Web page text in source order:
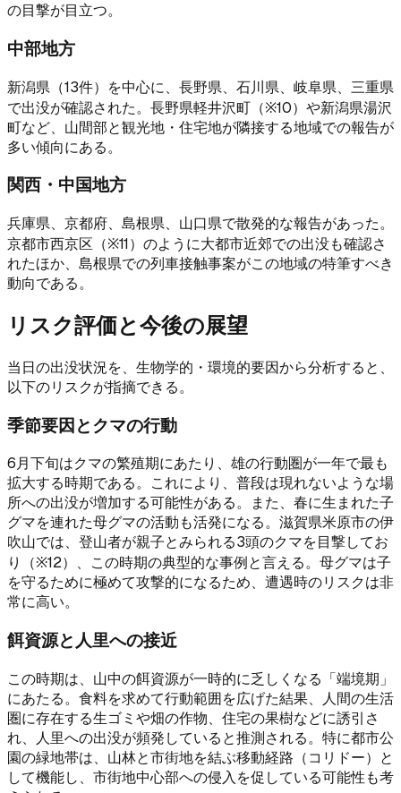
の目撃が目立つ。
中部地方
新潟県（13件）を中心に、長野県、石川県、岐阜県、三重県
で出没が確認された。長野県軽井沢町（※10）や新潟県湯沢
町など、山間部と観光地・住宅地が隣接する地域での報告が
多い傾向にある。
関西・中国地方
兵庫県、京都府、島根県、山口県で散発的な報告があった。
京都市西京区（※11）のように大都市近郊での出没も確認さ
れたほか、島根県での列車接触事案がこの地域の特筆すべき
動向である。
リスク評価と今後の展望
当日の出没状況を、生物学的・環境的要因から分析すると、
以下のリスクが指摘できる。
季節要因とクマの行動
6月下旬はクマの繁殖期にあたり、雄の行動圏が一年で最も
拡大する時期である。これにより、普段は現れないような場
所への出没が増加する可能性がある。また、春に生まれた子
グマを連れた母グマの活動も活発になる。滋賀県米原市の伊
吹山では、登山者が親子とみられる3頭のクマを目撃してお
り（※12）、この時期の典型的な事例と言える。母グマは子
を守るために極めて攻撃的になるため、遭遇時のリスクは非
常に高い。
餌資源と人里への接近
この時期は、山中の餌資源が一時的に乏しくなる「端境期」
にあたる。食料を求めて行動範囲を広げた結果、人間の生活
圏に存在する生ゴミや畑の作物、住宅の果樹などに誘引さ
れ、人里への出没が頻発していると推測される。特に都市公
園の緑地帯は、山林と市街地を結ぶ移動経路（コリドー）と
して機能し、市街地中心部への侵入を促している可能性も考